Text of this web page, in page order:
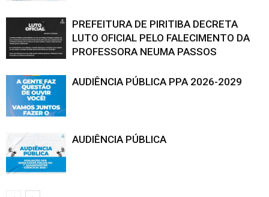
PREFEITURA DE PIRITIBA DECRETA
LUTO OFICIAL PELO FALECIMENTO DA
PROFESSORA NEUMA PASSOS
AUDIÊNCIA PÚBLICA PPA 2026-2029
AUDIÊNCIA PÚBLICA